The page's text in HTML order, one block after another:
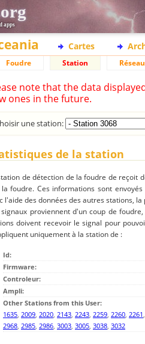
apps
Cartes
Foudre Station Réseau
note that the data
ones in the future.
une station:
de la station
de détection de la foudre de reçoit
foudre. Ces informations sont
l'aide des données des autres stations,
proviennent d'un coup de
doivent recevoir le signal pour
uniquement à la station de :
Id:
Firmware:
Controleur:
Ampli:
Other Stations from this User:
1635, 2009, 2020, 2143, 2243, 2259, 2260, 2261
2968, 2985, 2986, 3003, 3005, 3038, 3032